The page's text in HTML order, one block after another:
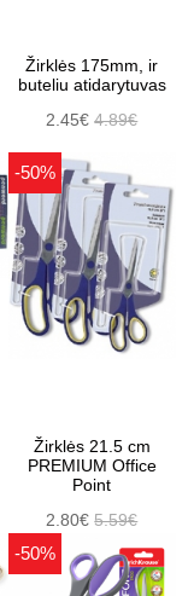
Žirklės 175mm, ir
buteliu atidarytuvas
2.45€4.89€
-50%
Žirklės 21.5 cm
PREMIUM Office
Point
2.80€5.59€
-50%